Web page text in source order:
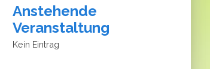
Anstehende
Veranstaltung
Kein Eintrag